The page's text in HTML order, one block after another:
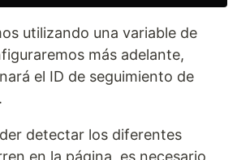
utilizando una variable de
más adelante,
el ID de seguimiento de
detectar los diferentes
en la página, es necesario